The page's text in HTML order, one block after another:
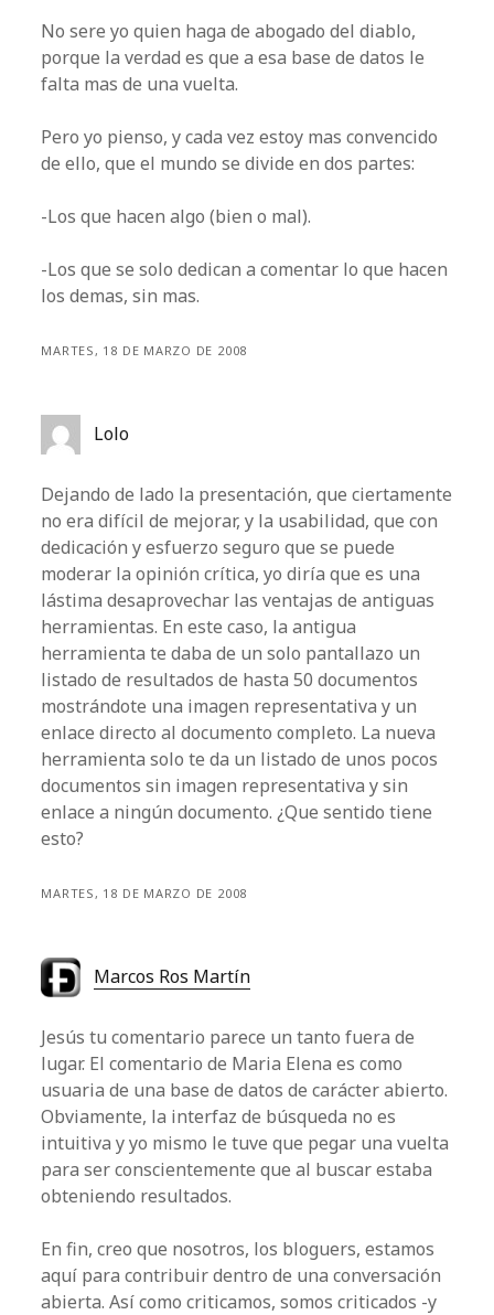
No sere yo quien haga de abogado del diablo,
porque la verdad es que a esa base de datos le
falta mas de una vuelta.
Pero yo pienso, y cada vez estoy mas convencido
de ello, que el mundo se divide en dos partes:
-Los que hacen algo (bien o mal).
-Los que se solo dedican a comentar lo que hacen
los demas, sin mas.
MARTES, 18 DE MARZO DE 2008
Lolo
Dejando de lado la presentación, que ciertamente
no era difícil de mejorar, y la usabilidad, que con
dedicación y esfuerzo seguro que se puede
moderar la opinión crítica, yo diría que es una
lástima desaprovechar las ventajas de antiguas
herramientas. En este caso, la antigua
herramienta te daba de un solo pantallazo un
listado de resultados de hasta 50 documentos
mostrándote una imagen representativa y un
enlace directo al documento completo. La nueva
herramienta solo te da un listado de unos pocos
documentos sin imagen representativa y sin
enlace a ningún documento. ¿Que sentido tiene
esto?
MARTES, 18 DE MARZO DE 2008
Marcos Ros Martín
Jesús tu comentario parece un tanto fuera de
lugar. El comentario de Maria Elena es como
usuaria de una base de datos de carácter abierto.
Obviamente, la interfaz de búsqueda no es
intuitiva y yo mismo le tuve que pegar una vuelta
para ser conscientemente que al buscar estaba
obteniendo resultados.
En fin, creo que nosotros, los bloguers, estamos
aquí para contribuir dentro de una conversación
abierta. Así como criticamos, somos criticados -y